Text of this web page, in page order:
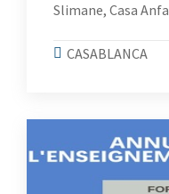
Slimane, Casa Anfa
CASABLANCA